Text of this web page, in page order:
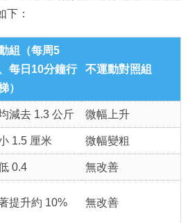
下：
組（每周5
每日10分鐘行
）
不運動對照組
減去 1.3 公斤 微幅上升
1.5 厘米 微幅變粗
0.4 無改善
提升約 10% 無改善